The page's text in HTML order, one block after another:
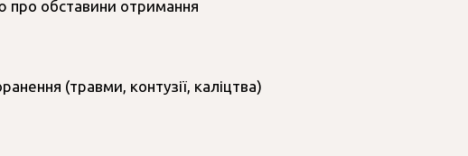
про обставини отримання
(травми, контузії, каліцтва)